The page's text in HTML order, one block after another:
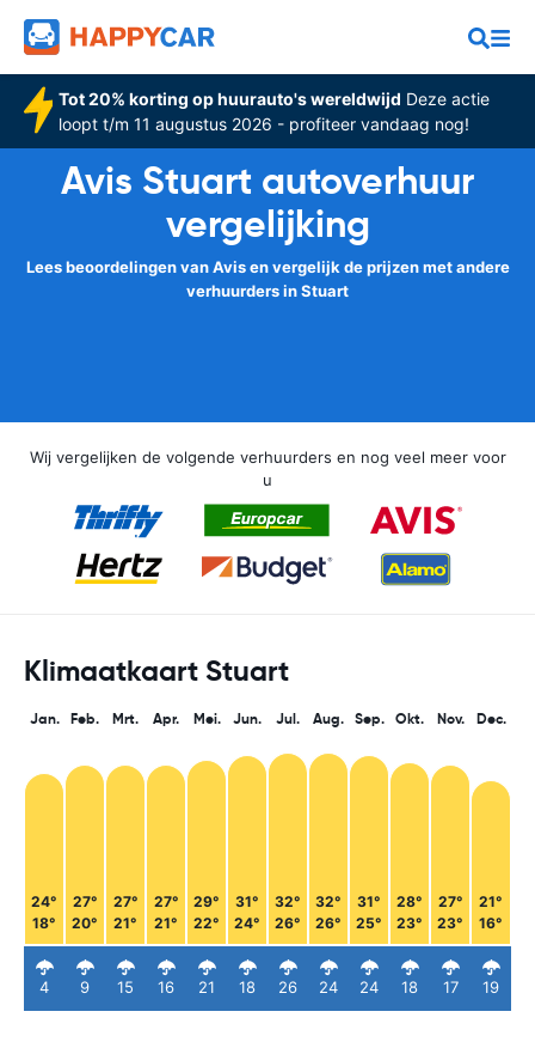
Tot 20% korting op huurauto's wereldwijd Deze actie
loopt t/m 11 augustus 2026 - profiteer vandaag nog!
Avis Stuart autoverhuur
vergelijking
Lees beoordelingen van Avis en vergelijk de prijzen met andere
verhuurders in Stuart
Wij vergelijken de volgende verhuurders en nog veel meer voor
u
Klimaatkaart Stuart
Jan.
24°
18°
4
Feb.
27°
20°
9
Mrt.
27°
21°
15
Apr.
27°
21°
16
Mei.
29°
22°
21
Jun.
31°
24°
18
Jul.
32°
26°
26
Aug.
32°
26°
24
Sep.
31°
25°
24
Okt.
28°
23°
18
Nov.
27°
23°
17
Dec.
21°
16°
19